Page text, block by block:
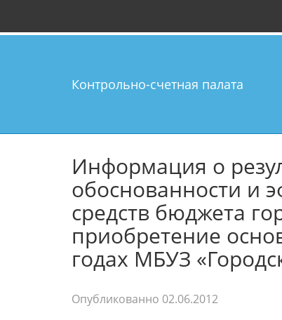
Контрольно-счетная палата
Информация о
обоснованности и
средств бюджета
приобретение
годах МБУЗ
Опубликованно 02.06.2012